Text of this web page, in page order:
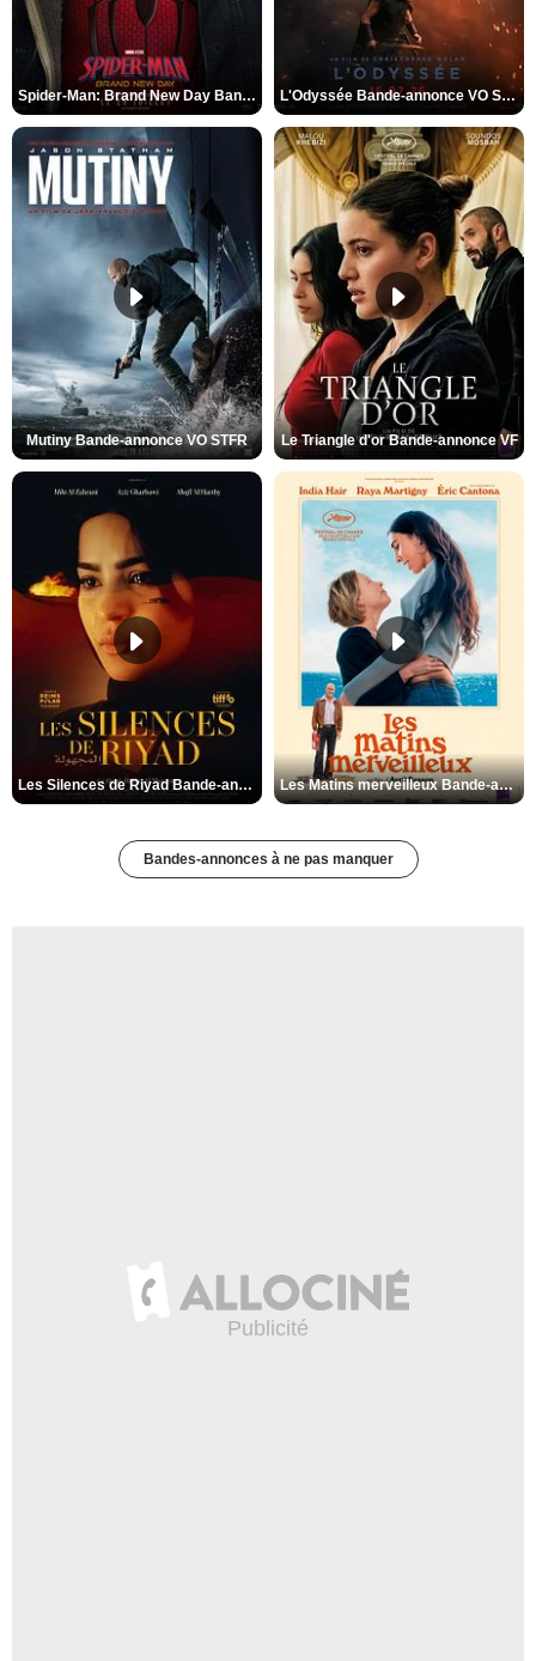
Spider-Man: Brand New Day Bande-annonce VO STFR L'Odyssée Bande-annonce VO STFR
Mutiny Bande-annonce VO STFR Le Triangle d'or Bande-annonce VF
Les Silences de Riyad Bande-annonce VO STFR Les Matins merveilleux Bande-annonce VF
Bandes-annonces à ne pas manquer